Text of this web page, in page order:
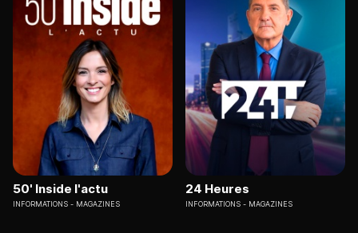
50' Inside l'actu
INFORMATIONS MAGAZINES
24 Heures
INFORMATIONS MAGAZINES